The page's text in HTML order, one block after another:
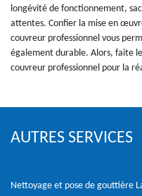
longévité de fonctionnement,
attentes. Confier la mise en
couvreur professionnel vous
également durable. Alors, faite
couvreur professionnel pour la
AUTRES SERVICES
Nettoyage et pose de gouttière